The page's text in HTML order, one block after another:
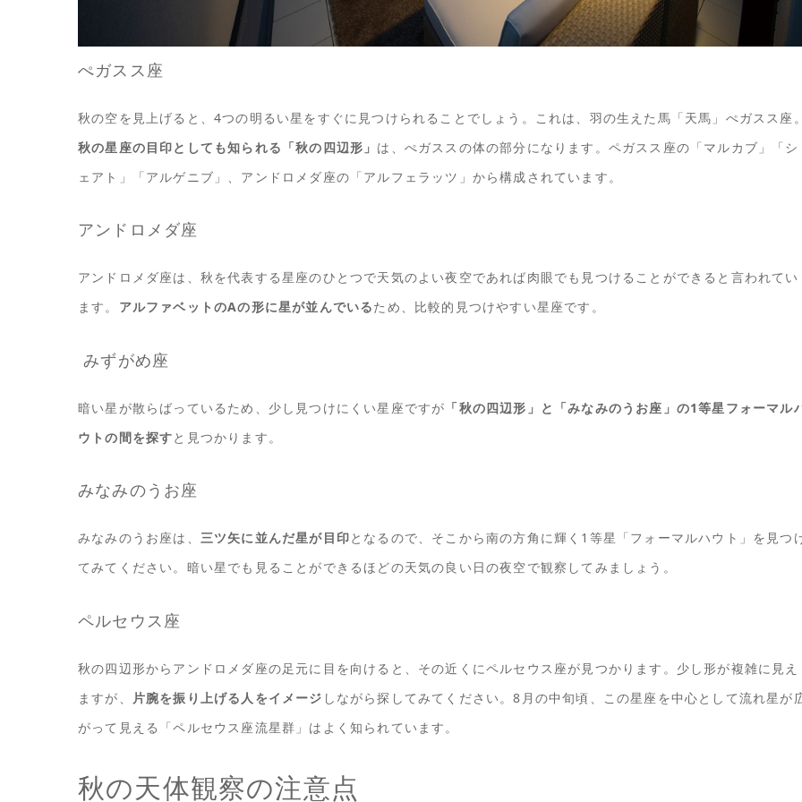
ぺガスス座
秋の空を見上げると、4つの明るい星をすぐに見つけられることでしょう。これは、羽の生えた馬「天馬」ぺガスス座
秋の星座の目印としても知られる「秋の四辺形」 は、ぺガススの体の部分になります。ペガスス座の「マルカブ」「シ
ェアト」「アルゲニブ」、アンドロメダ座の「アルフェラッツ」から構成されています。
アンドロメダ座
アンドロメダ座は、秋を代表する星座のひとつで天気のよい夜空であれば肉眼でも見つけることができると言われてい
ます。 アルファベットのAの形に星が並んでいるため、比較的見つけやすい星座です。
みずがめ座
暗い星が散らばっているため、少し見つけにくい星座ですが 「秋の四辺形」と「みなみのうお座」の1等星フォーマル
ウトの間を探すと見つかります。
みなみのうお座
みなみのうお座は、 三ツ矢に並んだ星が目印となるので、そこから南の方角に輝く1等星「フォーマルハウト」を見つ
てみてください。暗い星でも見ることができるほどの天気の良い日の夜空で観察してみましょう。
ペルセウス座
秋の四辺形からアンドロメダ座の足元に目を向けると、その近くにペルセウス座が見つかります。少し形が複雑に見え
ますが、 片腕を振り上げる人をイメージ しながら探してみてください。8月の中旬頃、この星座を中心として流れ星が
がって見える「ペルセウス座流星群」はよく知られています。
秋の天体観察の注意点